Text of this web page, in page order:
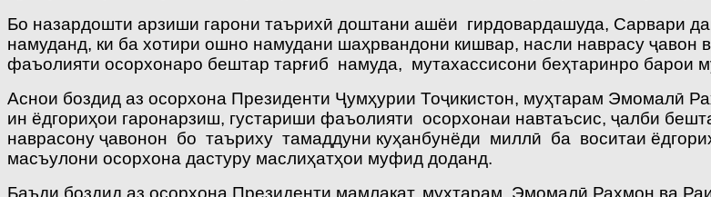
Бо назардошти арзиши гарони таърихӣ доштани ашёи гирдовардашуда, Сарвари
намуданд, ки ба хотири ошно намудани шаҳрвандони кишвар, насли наврасу ҷавон
фаъолияти осорхонаро бештар тарғиб намуда, мутахассисони беҳтаринро барои
Аснои боздид аз осорхона Президенти Ҷумҳурии Тоҷикистон, муҳтарам Эмомалӣ
ин ёдгориҳои гаронарзиш, густариши фаъолияти осорхонаи навтаъсис, ҷалби
наврасону ҷавонон бо таъриху тамаддуни куҳанбунёди миллӣ ба воситаи
масъулони осорхона дастуру маслиҳатҳои муфид доданд.
Баъди боздид аз осорхона Президенти мамлакат, муҳтарам Эмомалӣ Раҳмон ва